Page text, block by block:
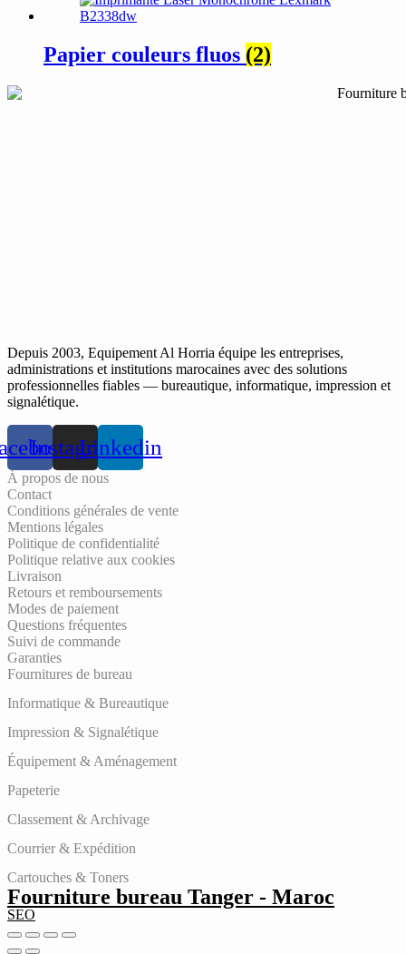
Papier couleurs fluos (2)
Depuis 2003, Equipement Al Horria équipe les entreprises,
administrations et institutions marocaines avec des solutions
professionnelles fiables — bureautique, informatique, impression et
signalétique.
InstagramLinkedin
À propos de nous
Contact
Conditions générales de vente
Mentions légales
Politique de confidentialité
Politique relative aux cookies
Livraison
Retours et remboursements
Modes de paiement
Questions fréquentes
Suivi de commande
Garanties
Fournitures de bureau
Informatique & Bureautique
Impression & Signalétique
Équipement & Aménagement
Papeterie
Classement & Archivage
Courrier & Expédition
Cartouches & Toners
Fourniture bureau Tanger - Maroc
SEO